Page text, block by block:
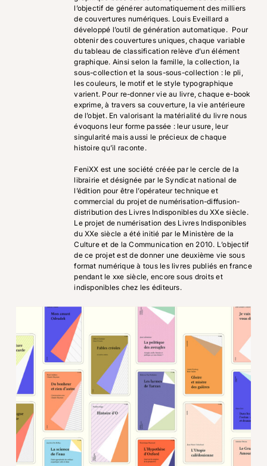
l’objectif de générer automatiquement des milliers
de couvertures numériques. Louis Eveillard a
développé l’outil de génération automatique. Pour
obtenir des couvertures uniques, chaque variable
du tableau de classification relève d’un élément
graphique. Ainsi selon la famille, la collection, la
sous-collection et la sous-sous-collection : le pli,
les couleurs, le motif et le style typographique
varient. Pour re-donner vie au livre, chaque e-book
exprime, à travers sa couverture, la vie antérieure
de l’objet. En valorisant la matérialité du livre nous
évoquons leur forme passée : leur usure, leur
singularité mais aussi le précieux de chaque
histoire qu’il raconte.
FeniXX est une société créée par le cercle de la
librairie et désignée par le Syndicat national de
l’édition pour être l’opérateur technique et
commercial du projet de numérisation-diffusion-
distribution des Livres Indisponibles du XXe siècle.
Le projet de numérisation des Livres Indisponibles
du XXe siècle a été initié par le Ministère de la
Culture et de la Communication en 2010. L’objectif
de ce projet est de donner une deuxième vie sous
format numérique à tous les livres publiés en france
pendant le xxe siècle, encore sous droits et
indisponibles chez les éditeurs.